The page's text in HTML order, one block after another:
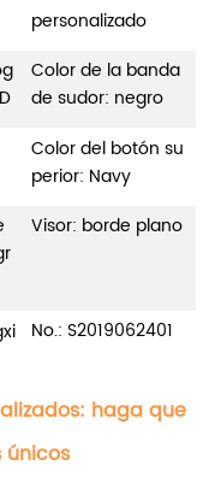
personalizado
Color de la banda
de sudor: negro
Color del botón su
perior: Navy
Visor: borde plano
No.: S2019062401
haga que
únicos